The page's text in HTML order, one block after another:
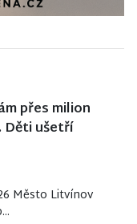
přes milion
Děti ušetří
Město Litvínov